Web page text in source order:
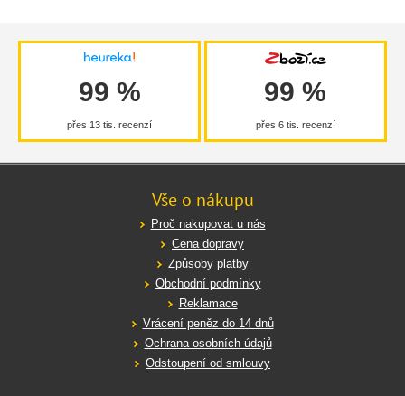
99 %
přes 13 tis. recenzí
99 %
přes 6 tis. recenzí
Vše o nákupu
Proč nakupovat u nás
Cena dopravy
Způsoby platby
Obchodní podmínky
Reklamace
Vrácení peněz do 14 dnů
Ochrana osobních údajů
Odstoupení od smlouvy